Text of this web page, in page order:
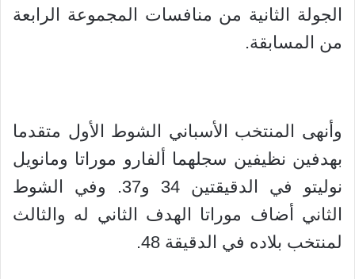
الجولة الثانية من منافسات المجموعة الرابعة
من المسابقة.
وأنهى المنتخب الأسباني الشوط الأول متقدما
بهدفين نظيفين سجلهما ألفارو موراتا ومانويل
نوليتو في الدقيقتين 34 و37. وفي الشوط
الثاني أضاف موراتا الهدف الثاني له والثالث
لمنتخب بلاده في الدقيقة 48.